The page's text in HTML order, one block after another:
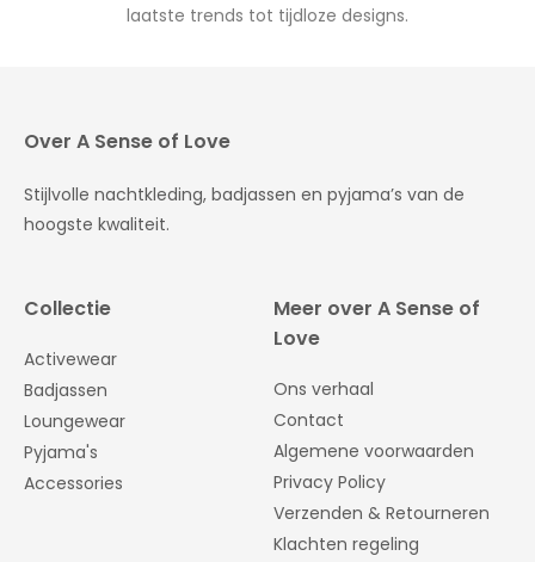
laatste trends tot tijdloze designs.
Over A Sense of Love
Stijlvolle nachtkleding, badjassen en pyjama’s van de
hoogste kwaliteit.
Collectie
Activewear
Badjassen
Loungewear
Pyjama's
Accessories
Meer over A Sense of
Love
Ons verhaal
Contact
Algemene voorwaarden
Privacy Policy
Verzenden & Retourneren
Klachten regeling